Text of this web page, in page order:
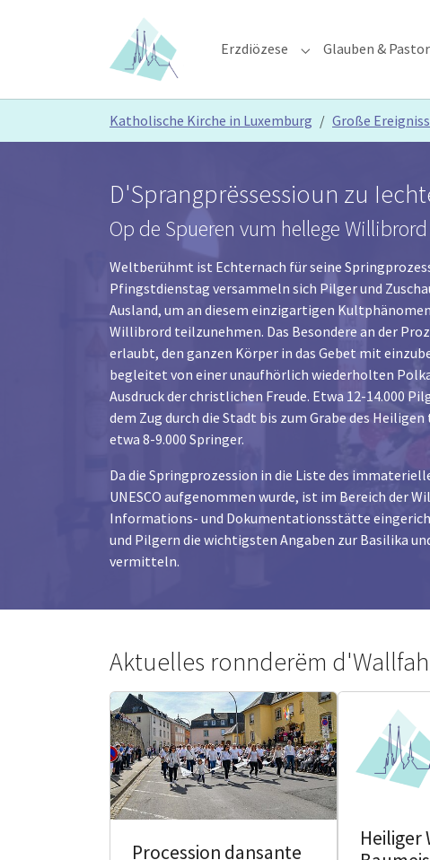
Erzdiözese Submenu for
Glauben &
Katholische Kirche in Luxemburg Große
D'Sprangprëssessioun zu
Op de Spueren vum hellege Willibrord
Weltberühmt ist Echternach für seine
Pfingstdienstag versammeln sich Pilger und
Ausland, um an diesem einzigartigen
Willibrord teilzunehmen. Das Besondere an der
erlaubt, den ganzen Körper in das Gebet mit
begleitet von einer unaufhörlich wiederholten
Ausdruck der christlichen Freude. Etwa 12-14.000
dem Zug durch die Stadt bis zum Grabe des
etwa 8-9.000 Springer.
Da die Springprozession in die Liste des
UNESCO aufgenommen wurde, ist im Bereich der
Informations- und Dokumentationsstätte
und Pilgern die wichtigsten Angaben zur Basilika
vermitteln.
Aktuelles ronnderëm
Procession dansante
Heiliger